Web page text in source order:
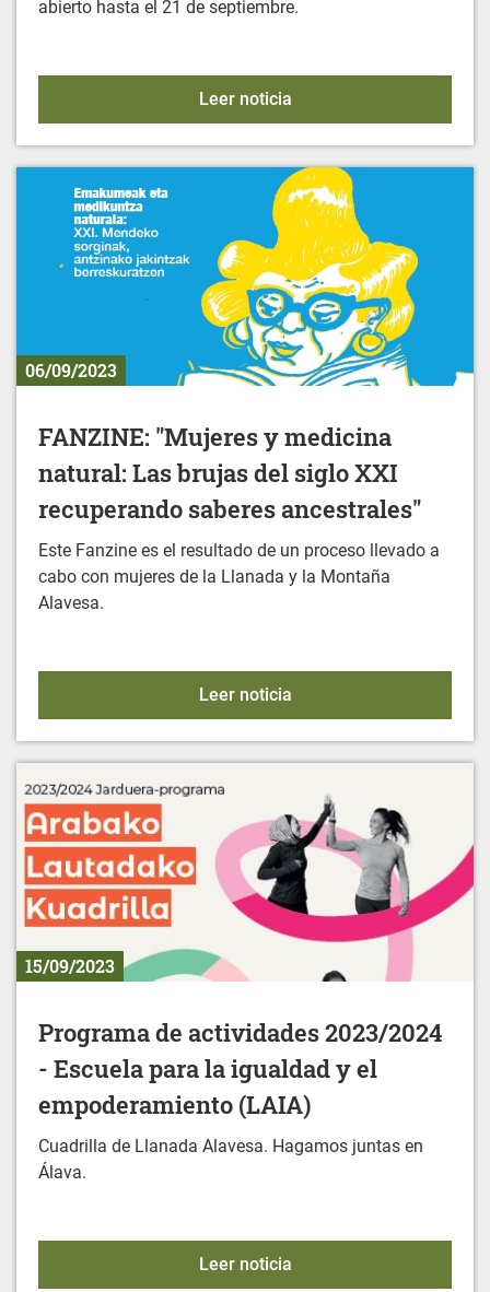
abierto hasta el 21 de septiembre.
Leer noticiaACTIVIDADES
06/09/2023
FANZINE: "Mujeres y medicina
natural: Las brujas del siglo XXI
recuperando saberes ancestrales"
Este Fanzine es el resultado de un proceso llevado a
cabo con mujeres de la Llanada y la Montaña
Alavesa.
Leer noticiaFANZINE: "Mujeres y
15/09/2023
Programa de actividades 2023/2024
- Escuela para la igualdad y el
empoderamiento (LAIA)
Cuadrilla de Llanada Alavesa. Hagamos juntas en
Álava.
Leer noticiaPrograma de